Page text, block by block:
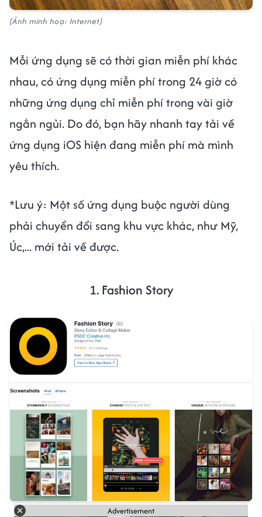
(Ảnh minh hoạ: Internet)
Mỗi ứng dụng sẽ có thời gian miễn phí khác
nhau, có ứng dụng miễn phí trong 24 giờ có
những ứng dụng chỉ miễn phí trong vài giờ
ngắn ngủi. Do đó, bạn hãy nhanh tay tải về
ứng dụng iOS hiện đang miễn phí mà mình
yêu thích.
*Lưu ý: Một số ứng dụng buộc người dùng
phải chuyển đổi sang khu vực khác, như Mỹ,
Úc,... mới tải về được.
1. Fashion Story
Advertisement